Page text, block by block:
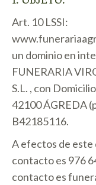
Art. 10 LSSI:
un dominio en
FUNERARIA
S.L. , con
42100 ÁGREDA
B42185116.
A efectos de
contacto es 976
contacto es